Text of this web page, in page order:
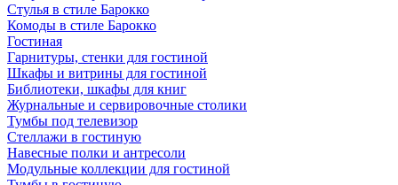
Стулья в стиле Барокко
Комоды в стиле Барокко
Гостиная
Гарнитуры, стенки для гостиной
Шкафы и витрины для гостиной
Библиотеки, шкафы для книг
Журнальные и сервировочные столики
Тумбы под телевизор
Стеллажи в гостиную
Навесные полки и антресоли
Модульные коллекции для гостиной